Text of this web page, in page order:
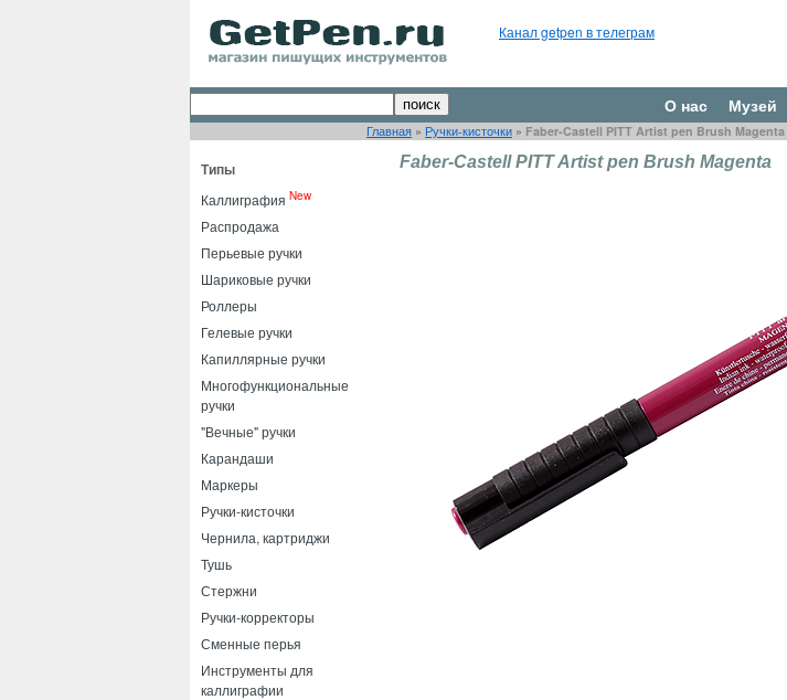
Канал getpen в телеграм
О нас Музей
Главная » Ручки-кисточки » Faber-Castell PITT Artist pen Brush Magenta
Типы
Каллиграфия New
Распродажа
Перьевые ручки
Шариковые ручки
Роллеры
Гелевые ручки
Капиллярные ручки
Многофункциональные
ручки
"Вечные" ручки
Карандаши
Маркеры
Ручки-кисточки
Чернила, картриджи
Тушь
Стержни
Ручки-корректоры
Сменные перья
Инструменты для
каллиграфии
Faber-Castell PITT Artist pen Brush Magenta